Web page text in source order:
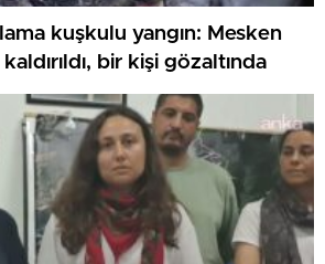
kuşkulu yangın: Mesken
bir kişi gözaltında